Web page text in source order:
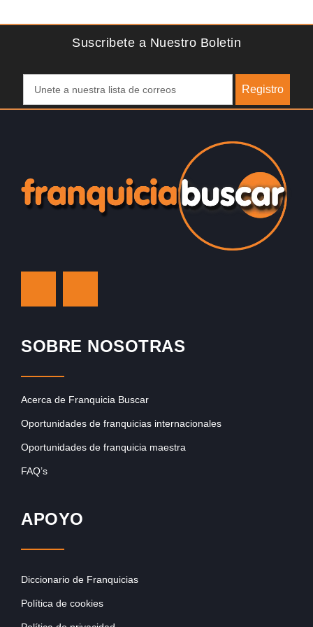
Suscribete a Nuestro Boletin
Registro
SOBRE NOSOTRAS
Acerca de Franquicia Buscar
Oportunidades de franquicias internacionales
Oportunidades de franquicia maestra
FAQ’s
APOYO
Diccionario de Franquicias
Política de cookies